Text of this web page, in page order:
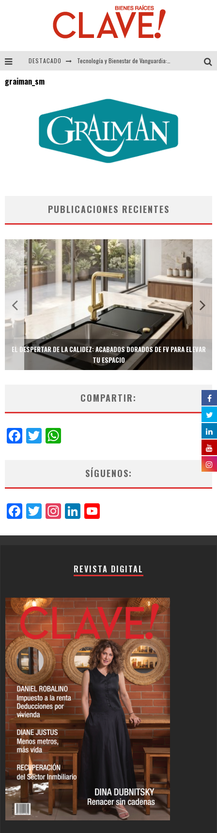
DESTACADO
graiman_sm
PUBLICACIONES RECIENTES
EL DESPERTAR DE LA CALIDEZ: ACABADOS DORADOS DE FV PARA ELEVAR
TU ESPACIO
COMPARTIR:
Facebook
Twitter
SÍGUENOS:
Facebook
Twitter
Instagram
LinkedIn
REVISTA DIGITAL